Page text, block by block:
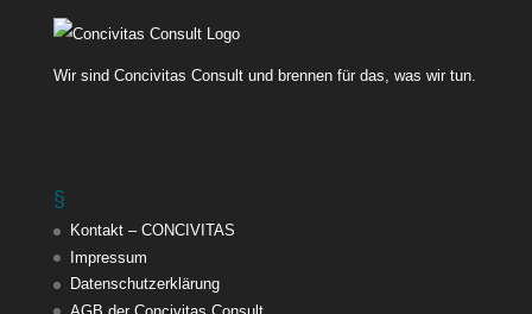
Wir sind Concivitas Consult und brennen für das, was wir tun.
§
Kontakt – CONCIVITAS
Impressum
Datenschutzerklärung